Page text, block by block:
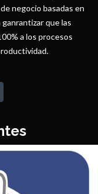
negocio basadas en
que las
a los procesos